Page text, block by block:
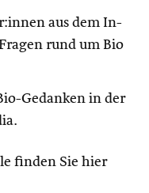
aus dem In-
rund um Bio
Gedanken in der
finden Sie hier